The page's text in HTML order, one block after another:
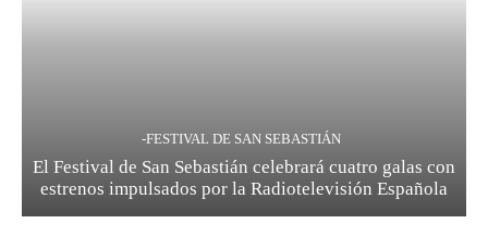
-FESTIVAL DE SAN SEBASTIÁN
El Festival de San Sebastián celebrará cuatro galas con
estrenos impulsados por la Radiotelevisión Española